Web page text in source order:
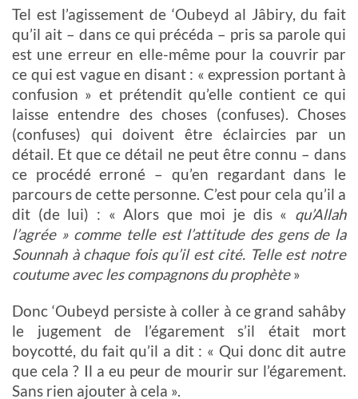
Tel est l’agissement de ‘Oubeyd al Jâbiry, du fait
qu’il ait – dans ce qui précéda – pris sa parole qui
est une erreur en elle-même pour la couvrir par
ce qui est vague en disant : « expression portant à
confusion » et prétendit qu’elle contient ce qui
laisse entendre des choses (confuses). Choses
(confuses) qui doivent être éclaircies par un
détail. Et que ce détail ne peut être connu – dans
ce procédé erroné – qu’en regardant dans le
parcours de cette personne. C’est pour cela qu’il a
dit (de lui) : « Alors que moi je dis « qu’Allah
l’agrée » comme telle est l’attitude des gens de la
Sounnah à chaque fois qu’il est cité. Telle est notre
coutume avec les compagnons du prophète»
Donc ‘Oubeyd persiste à coller à ce grand sahâby
le jugement de l’égarement s’il était mort
boycotté, du fait qu’il a dit : « Qui donc dit autre
que cela ? Il a eu peur de mourir sur l’égarement.
Sans rien ajouter à cela ».